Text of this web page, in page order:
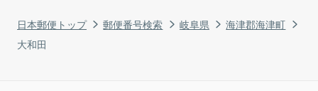
日本郵便トップ 郵便番号検索 岐阜県
海津郡海津町
大和田